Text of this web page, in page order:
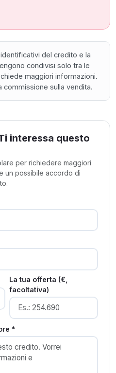
del credito e la
condivisi solo tra le
maggiori informazioni.
commissione sulla vendita.
interessa questo
per richiedere maggiori
un possibile accordo di
La tua offerta (€,
facoltativa)
*